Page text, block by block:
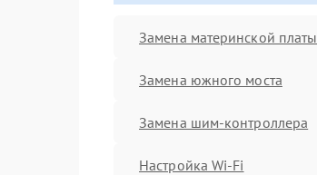
Замена материнской платы
Замена южного моста
Замена шим-контроллера
Настройка Wi-Fi